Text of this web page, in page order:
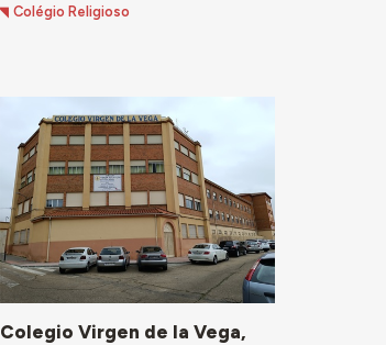
Colégio Religioso
Colegio Virgen de la Vega,